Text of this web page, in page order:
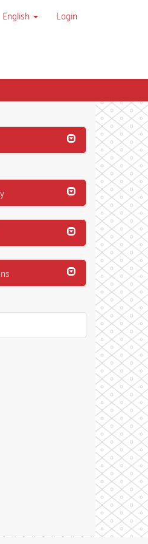
English Login